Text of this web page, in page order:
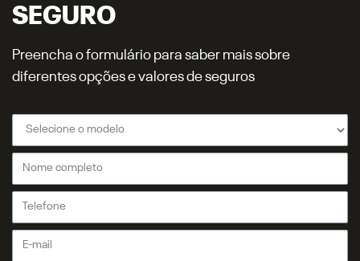
SEGURO
Preencha o formulário para saber mais sobre
diferentes opções e valores de seguros